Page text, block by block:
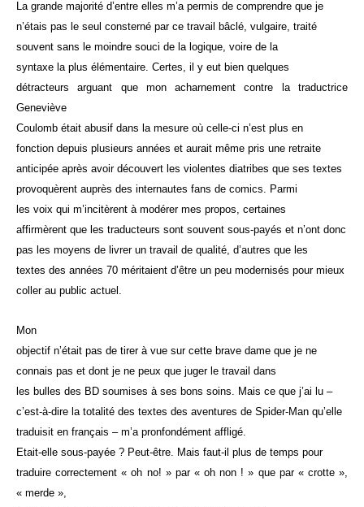
La grande majorité d’entre elles m’a permis de comprendre que je
n’étais pas le seul consterné par ce travail bâclé, vulgaire, traité
souvent sans le moindre souci de la logique, voire de la
syntaxe la plus élémentaire. Certes, il y eut bien quelques
détracteurs arguant que mon acharnement contre la traductrice
Geneviève
Coulomb était abusif dans la mesure où celle-ci n’est plus en
fonction depuis plusieurs années et aurait même pris une retraite
anticipée après avoir découvert les violentes diatribes que ses textes
provoquèrent auprès des internautes fans de comics. Parmi
les voix qui m’incitèrent à modérer mes propos, certaines
affirmèrent que les traducteurs sont souvent sous-payés et n’ont donc
pas les moyens de livrer un travail de qualité, d’autres que les
textes des années 70 méritaient d’être un peu modernisés pour mieux
coller au public actuel.
Mon
objectif n’était pas de tirer à vue sur cette brave dame que je ne
connais pas et dont je ne peux que juger le travail dans
les bulles des BD soumises à ses bons soins. Mais ce que j’ai lu –
c’est-à-dire la totalité des textes des aventures de Spider-Man qu’elle
traduisit en français – m’a pronfondément affligé.
Etait-elle sous-payée ? Peut-être. Mais faut-il plus de temps pour
traduire correctement « oh no! » par « oh non ! » que par « crotte »,
« merde »,